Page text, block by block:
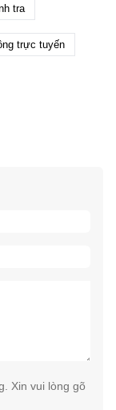
tra
trực tuyến
Xin vui lòng gõ